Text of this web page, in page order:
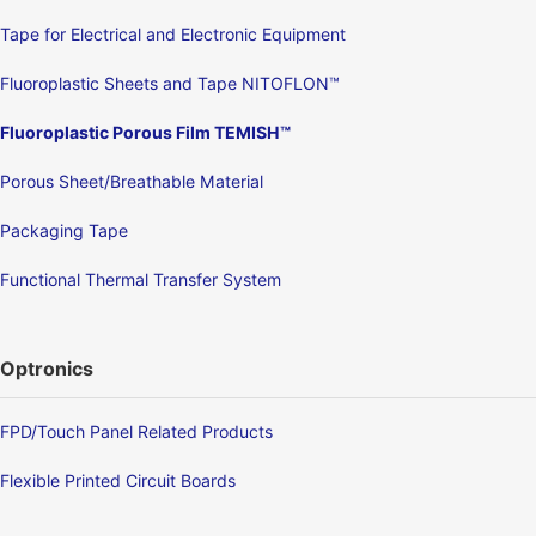
Tape for Electrical and Electronic Equipment
Fluoroplastic Sheets and Tape NITOFLON™
Fluoroplastic Porous Film TEMISH™
Porous Sheet/Breathable Material
Packaging Tape
Functional Thermal Transfer System
Optronics
FPD/Touch Panel Related Products
Flexible Printed Circuit Boards